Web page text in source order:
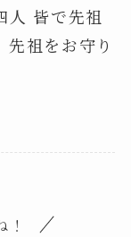
人 皆で先祖
祖をお守り